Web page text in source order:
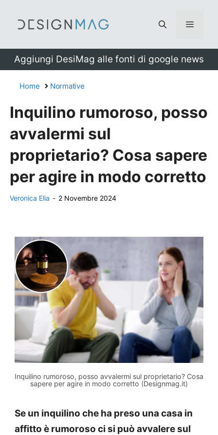
Menu
Aggiungi DesiMag alle fonti di google news
Home Normative
Inquilino rumoroso, posso
avvalermi sul
proprietario? Cosa sapere
per agire in modo corretto
Veronica Elia - 2 Novembre 2024
Inquilino rumoroso, posso avvalermi sul proprietario? Cosa
sapere per agire in modo corretto (Designmag.it)
Se un inquilino che ha preso una casa in
affitto è rumoroso ci si può avvalere sul